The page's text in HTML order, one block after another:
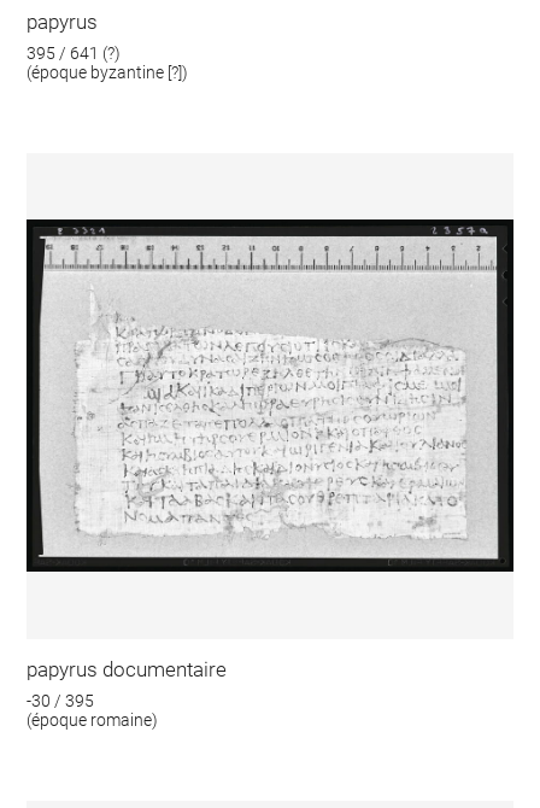
papyrus
395 / 641 (?)
(époque byzantine [?])
papyrus documentaire
-30 / 395
(époque romaine)